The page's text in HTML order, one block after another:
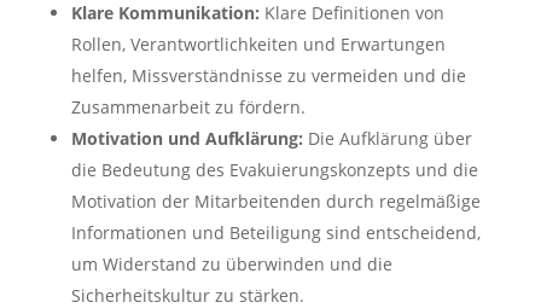
Klare Kommunikation: Klare Definitionen von
Rollen, Verantwortlichkeiten und Erwartungen
helfen, Missverständnisse zu vermeiden und die
Zusammenarbeit zu fördern.
Motivation und Aufklärung: Die Aufklärung über
die Bedeutung des Evakuierungskonzepts und die
Motivation der Mitarbeitenden durch regelmäßige
Informationen und Beteiligung sind entscheidend,
um Widerstand zu überwinden und die
Sicherheitskultur zu stärken.